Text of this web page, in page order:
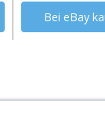
Bei eBay